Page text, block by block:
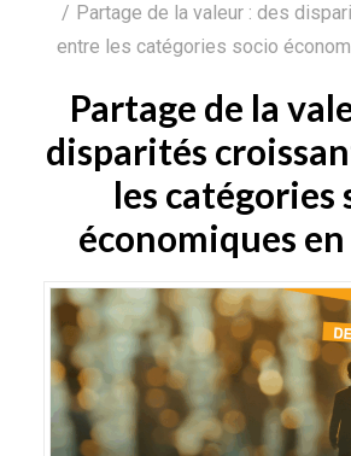
Partage de la valeur : des
entre les catégories socio
Partage de la
disparités
les catégories
économiques en